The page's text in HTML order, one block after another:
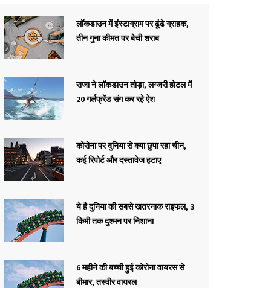
लॉकडाउन में इंस्टाग्राम पर ढूंढे ग्राहक,
तीन गुना कीमत पर बेची शराब
राजा ने लॉकडाउन तोड़ा, लग्जरी होटल में
20 गर्लफ्रेंड संग कर रहे ऐश
कोरोना पर दुनिया से क्या छुपा रहा चीन,
कई रिपोर्ट और दस्तावेज हटाए
ये है दुनिया की सबसे खतरनाक राइफल, 3
किमी तक दुश्मन पर निशाना
6 महीने की बच्ची हुई कोरोना वायरस से
बीमार, तस्वीर वायरल